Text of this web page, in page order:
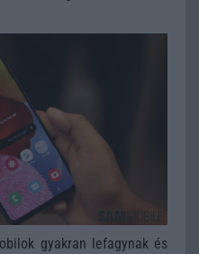
gyakran lefagynak és